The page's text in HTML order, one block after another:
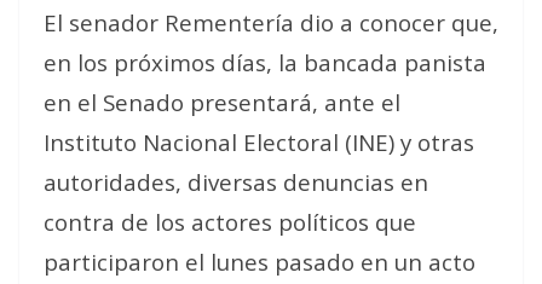
El senador Rementería dio a conocer que,
en los próximos días, la bancada panista
en el Senado presentará, ante el
Instituto Nacional Electoral (INE) y otras
autoridades, diversas denuncias en
contra de los actores políticos que
participaron el lunes pasado en un acto